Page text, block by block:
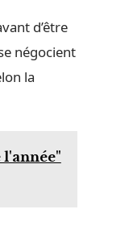
d’être
négocient
la